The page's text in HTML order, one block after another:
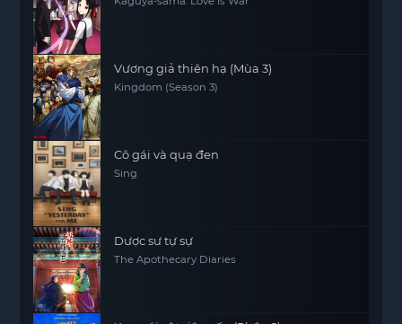
Vương giả thiên hạ (Mùa 3)
Kingdom (Season 3)
Cô gái và quạ đen
Sing
Dược sư tự sự
The Apothecary Diaries